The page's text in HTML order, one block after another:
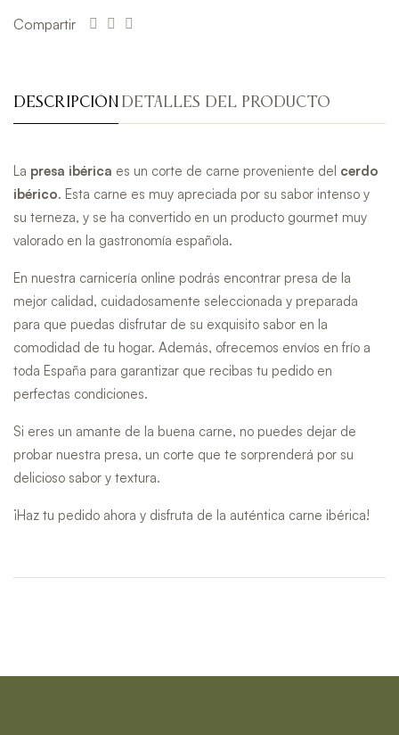
Compartir
DESCRIPCIÓN DETALLES DEL PRODUCTO
La presa ibérica es un corte de carne proveniente del cerdo
ibérico. Esta carne es muy apreciada por su sabor intenso y
su terneza, y se ha convertido en un producto gourmet muy
valorado en la gastronomía española.
En nuestra carnicería online podrás encontrar presa de la
mejor calidad, cuidadosamente seleccionada y preparada
para que puedas disfrutar de su exquisito sabor en la
comodidad de tu hogar. Además, ofrecemos envíos en frío a
toda España para garantizar que recibas tu pedido en
perfectas condiciones.
Si eres un amante de la buena carne, no puedes dejar de
probar nuestra presa, un corte que te sorprenderá por su
delicioso sabor y textura.
¡Haz tu pedido ahora y disfruta de la auténtica carne ibérica!